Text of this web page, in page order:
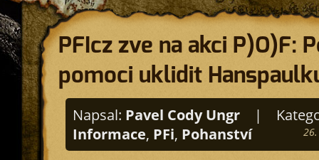
PFIcz zve na akci P)O)F:
pomoci uklidit
Napsal: Pavel Cody Ungr |
Informace, PFi, Pohanství